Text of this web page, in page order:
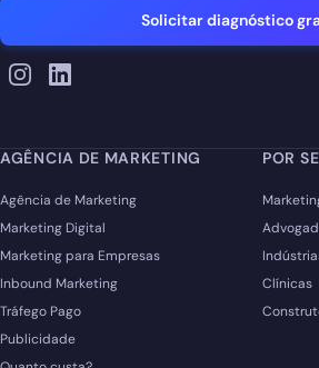
Solicitar diagnóstico
AGÊNCIA DE MARKETING
Agência de Marketing
Marketing Digital
Marketing para Empresas
Inbound Marketing
Tráfego Pago
Publicidade
POR
Clínicas